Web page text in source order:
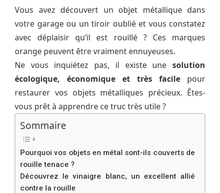
Vous avez découvert un objet métallique dans
votre garage ou un tiroir oublié et vous constatez
avec déplaisir qu’il est rouillé ? Ces marques
orange peuvent être vraiment ennuyeuses.
Ne vous inquiétez pas, il existe une solution
écologique, économique et très facile pour
restaurer vos objets métalliques précieux. Êtes-
vous prêt à apprendre ce truc très utile ?
Sommaire
Pourquoi vos objets en métal sont-ils couverts de
rouille tenace ?
Découvrez le vinaigre blanc, un excellent allié
contre la rouille